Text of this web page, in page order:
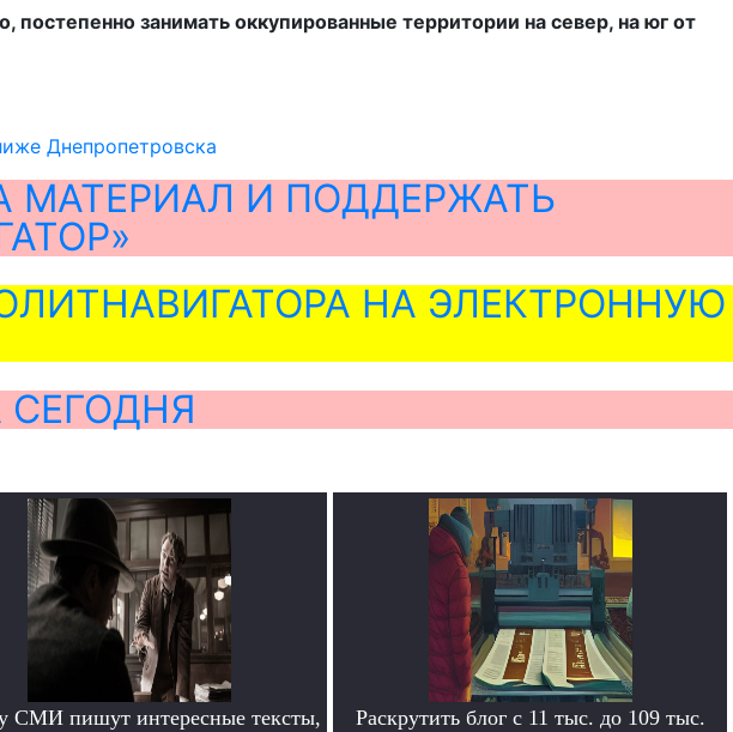
занимать оккупированные территории на север, на юг от
Днепропетровска
МАТЕРИАЛ И ПОДДЕРЖАТЬ
НА ЭЛЕКТРОННУЮ
СМИ пишут интересные тексты,
Раскрутить блог с 11 тыс. до 109 тыс.